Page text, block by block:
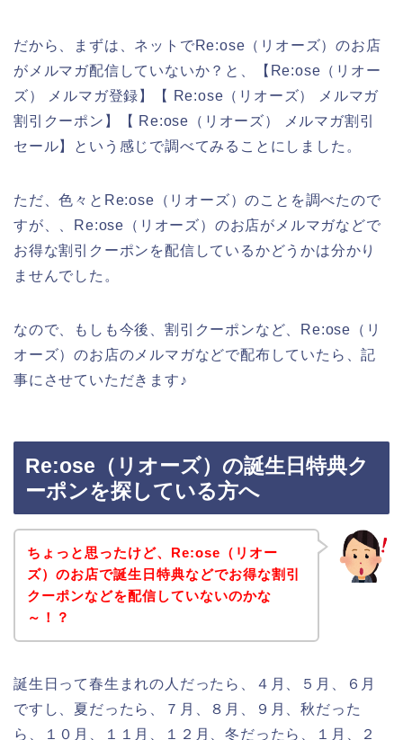
だから、まずは、ネットでRe:ose（リオーズ）のお店
がメルマガ配信していないか？と、【Re:ose（リオー
ズ） メルマガ登録】【 Re:ose（リオーズ） メルマガ
割引クーポン】【 Re:ose（リオーズ） メルマガ割引
セール】という感じで調べてみることにしました。
ただ、色々とRe:ose（リオーズ）のことを調べたので
すが、、Re:ose（リオーズ）のお店がメルマガなどで
お得な割引クーポンを配信しているかどうかは分かり
ませんでした。
なので、もしも今後、割引クーポンなど、Re:ose（リ
オーズ）のお店のメルマガなどで配布していたら、記
事にさせていただきます♪
Re:ose（リオーズ）の誕生日特典ク
ーポンを探している方へ
ちょっと思ったけど、Re:ose（リオー
ズ）のお店で誕生日特典などでお得な割引
クーポンなどを配信していないのかな
～！？
誕生日って春生まれの人だったら、４月、５月、６月
ですし、夏だったら、７月、８月、９月、秋だった
ら、１０月、１１月、１２月、冬だったら、１月、２